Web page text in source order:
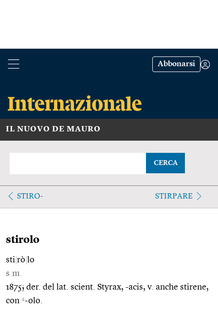
Abbonarsi
IL NUOVO DE MAURO
CERCA
STIRO- STIRPARE
stirolo
sti rò lo
s.m.
1875; der. del lat. scient. Styrax, -acis, v. anche stirene,
con 4-olo.